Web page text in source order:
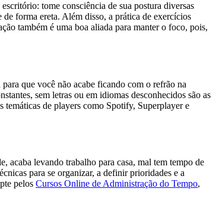
tome consciência de sua postura diversas
de forma ereta. Além disso, a prática de exercícios
também é uma boa aliada para manter o foco, pois,
que você não acabe ficando com o refrão na
sem letras ou em idiomas desconhecidos são as
temáticas de players como Spotify, Superplayer e
acaba levando trabalho para casa, mal tem tempo de
para se organizar, a definir prioridades e a
pelos Cursos Online de Administração do Tempo,